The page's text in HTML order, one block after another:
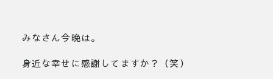
みなさん今晩は。
身近な幸せに感謝してますか？（笑）